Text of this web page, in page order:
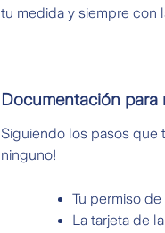
tu medida y siempre con
Documentación para
Siguiendo los pasos que
ninguno!
Tu permiso
La tarjeta de